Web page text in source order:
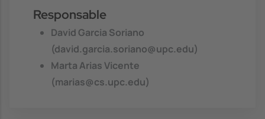
Responsable
David Garcia Soriano
(david.garcia.soriano@upc.edu)
Marta Arias Vicente
(marias@cs.upc.edu)